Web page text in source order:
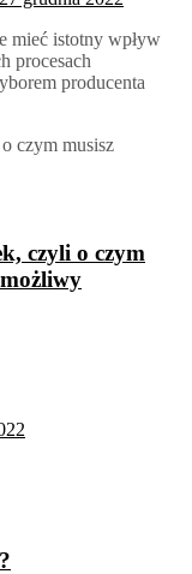
mieć istotny wpływ
procesach
producenta
czyli o czym